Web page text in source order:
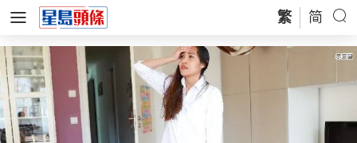
繁 简